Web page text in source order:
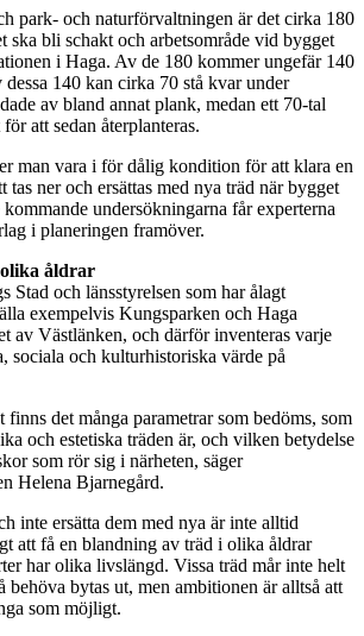
park- och naturförvaltningen är det cirka 180
ska bli schakt och arbetsområde vid bygget
i Haga. Av de 180 kommer ungefär 140
140 kan cirka 70 stå kvar under
av bland annat plank, medan ett 70-tal
att sedan återplanteras.
man vara i för dålig kondition för att klara en
tas ner och ersättas med nya träd när bygget
undersökningarna får experterna
i planeringen framöver.
åldrar
Stad och länsstyrelsen som har ålagt
exempelvis Kungsparken och Haga
av Västlänken, och därför inventeras varje
sociala och kulturhistoriska värde på
finns det många parametrar som bedöms, som
och estetiska träden är, och vilken betydelse
som rör sig i närheten, säger
Helena Bjarnegård.
inte ersätta dem med nya är inte alltid
att få en blandning av träd i olika åldrar
har olika livslängd. Vissa träd mår inte helt
behöva bytas ut, men ambitionen är alltså att
som möjligt.